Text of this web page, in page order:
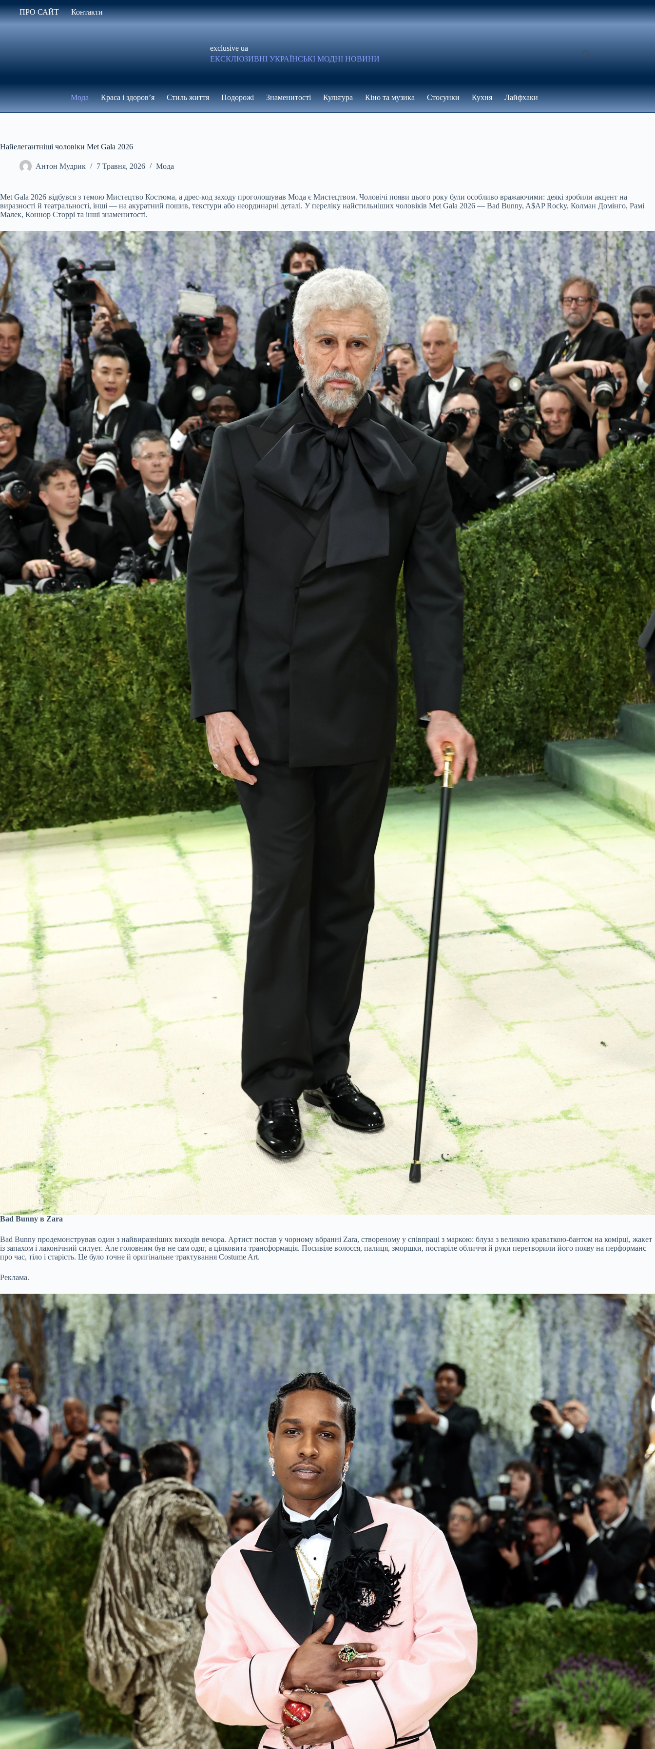
до
вмісту
ПРО САЙТ Контакти
exclusive ua
ЕКСКЛЮЗИВНІ УКРАЇНСЬКІ МОДНІ НОВИНИ
Мода Краса і здоров’я Стиль життя Подорожі Знаменитості Культура Кіно та музика Стосунки Кухня Лайфхаки
Найелегантніші чоловіки Met Gala 2026
Антон Мудрик 7 Травня, 2026 Мода
Met Gala 2026 відбувся з темою Мистецтво Костюма, а дрес-код заходу проголошував Мода є Мистецтвом. Чоловічі появи цього року були особливо вражаючими: деякі зробили акцент на
виразності й театральності, інші — на акуратний пошив, текстури або неординарні деталі. У переліку найстильніших чоловіків Met Gala 2026 — Bad Bunny, A$AP Rocky, Колман Домінго, Рамі
Малек, Коннор Сторрі та інші знаменитості.
Bad Bunny в Zara
Bad Bunny продемонстрував один з найвиразніших виходів вечора. Артист постав у чорному вбранні Zara, створеному у співпраці з маркою: блуза з великою краваткою-бантом на комірці, жакет
із запахом і лаконічний силует. Але головним був не сам одяг, а цілковита трансформація. Посивіле волосся, палиця, зморшки, постаріле обличчя й руки перетворили його появу на перформанс
про час, тіло і старість. Це було точне й оригінальне трактування Costume Art.
Реклама.